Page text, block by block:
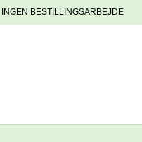
INGEN BESTILLINGSARBEJDE